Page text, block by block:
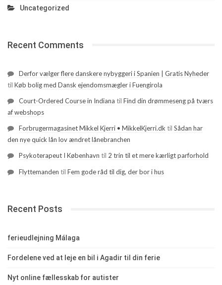
Uncategorized
Recent Comments
Derfor vælger flere danskere nybyggeri i Spanien | Gratis Nyheder
til Køb bolig med Dansk ejendomsmægler i Fuengirola
Court-Ordered Course in Indiana til Find din drømmeseng på tværs
af webshops
Forbrugermagasinet Mikkel Kjerri • MikkelKjerri.dk til Sådan har
den nye quick lån lov ændret lånebranchen
Psykoterapeut I København til 2 trin til et mere kærligt parforhold
Flyttemanden til Fem gode råd til dig, der bor i hus
Recent Posts
ferieudlejning Málaga
Fordelene ved at leje en bil i Agadir til din ferie
Nyt online fællesskab for autister